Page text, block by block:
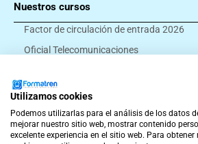
Nuestros cursos
Factor de circulación de entrada 2026
Oficial Telecomunicaciones
Ayudante ferroviario
Todos los cursos
Utilizamos cookies
Podemos utilizarlas para el análisis de los datos
mejorar nuestro sitio web, mostrar contenido
excelente experiencia en el sitio web. Para